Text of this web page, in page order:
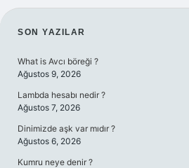
SIDEBAR
SON YAZILAR
What is Avcı böreği ?
Ağustos 9, 2026
Lambda hesabı nedir ?
Ağustos 7, 2026
Dinimizde aşk var mıdır ?
Ağustos 6, 2026
Kumru neye denir ?